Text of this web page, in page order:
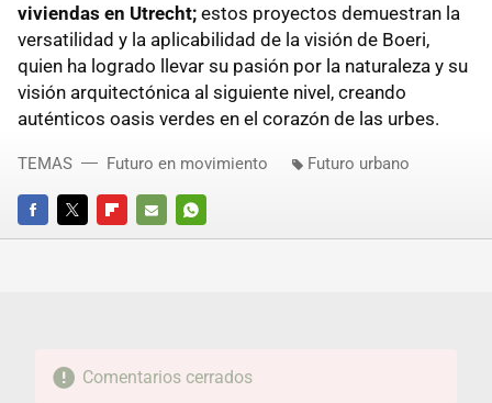
viviendas en Utrecht; estos proyectos demuestran la
versatilidad y la aplicabilidad de la visión de Boeri,
quien ha logrado llevar su pasión por la naturaleza y su
visión arquitectónica al siguiente nivel, creando
auténticos oasis verdes en el corazón de las urbes.
FACEBOOKTWITTERFLIPBOARD
E-
WHATSAPP
TEMAS Futuro en movimiento Futuro urbano
Comentarios cerrados